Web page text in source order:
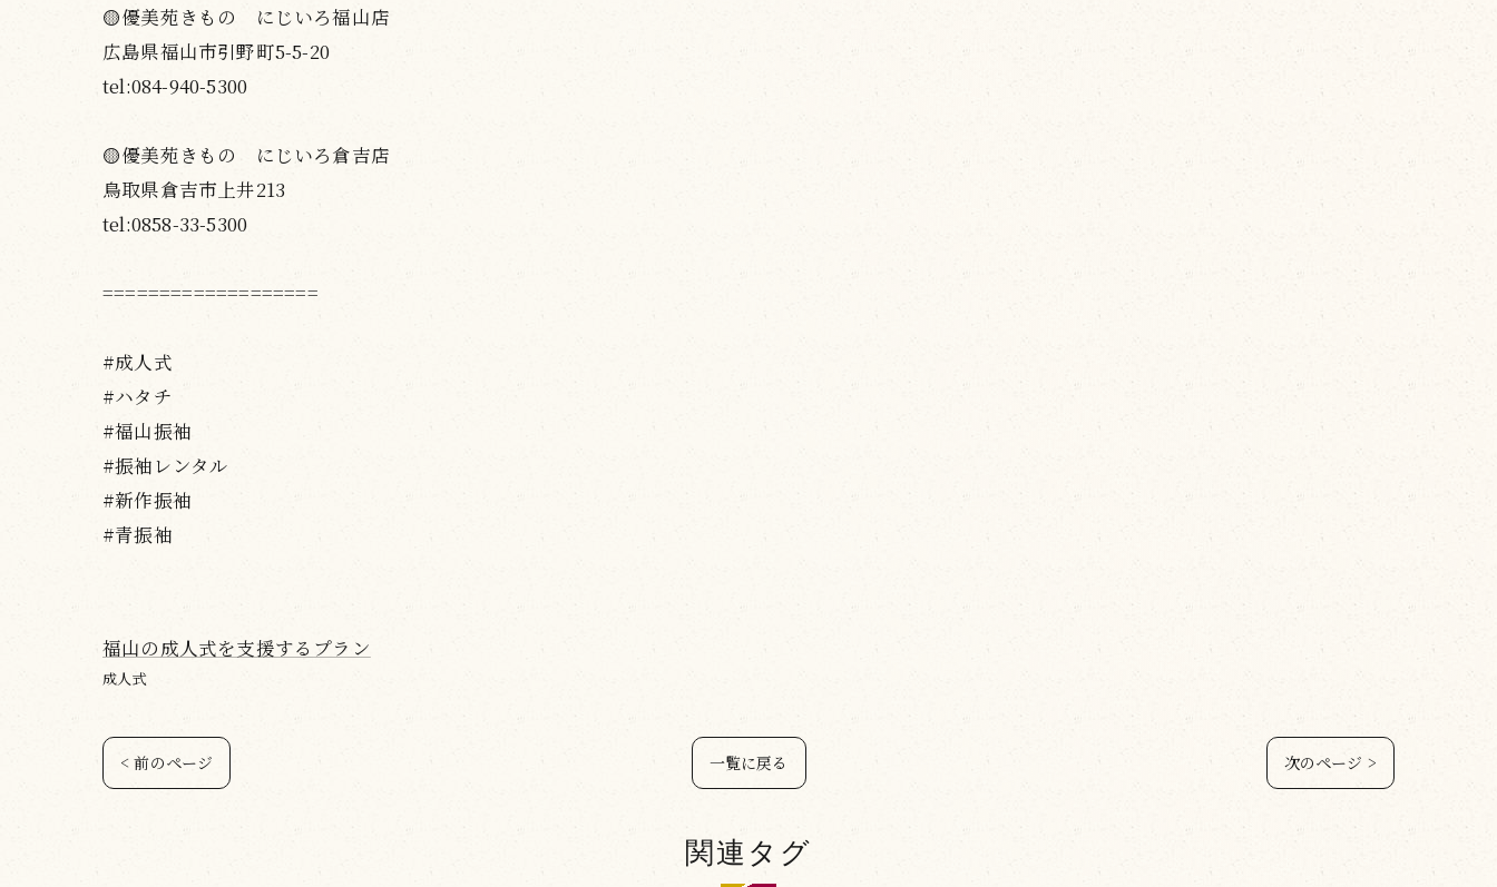
🟡優美苑きもの にじいろ福山店
広島県福山市引野町5-5-20
tel:084-940-5300
🟡優美苑きもの にじいろ倉吉店
鳥取県倉吉市上井213
tel:0858-33-5300
===================
#成人式
#ハタチ
#福山振袖
#振袖レンタル
#新作振袖
#青振袖
福山の成人式を支援するプラン
成人式
< 前のページ 一覧に戻る 次のページ >
関連タグ